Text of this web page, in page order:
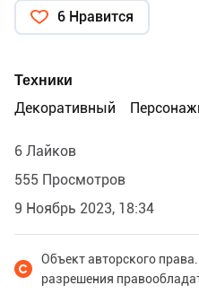
6 Нравится
Техники
Декоративный
6 Лайков
555 Просмотров
9 Ноябрь 2023, 18:34
Объект авторского
разрешения